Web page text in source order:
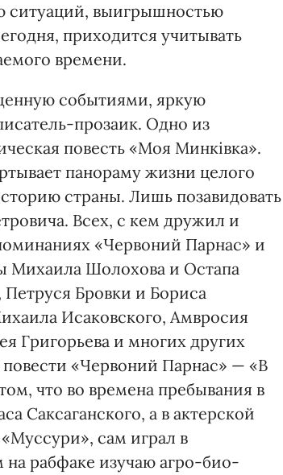
ситуаций, выигрышностью
приходится учитывать
времени.
событиями, яркую
прозаик. Одно из
повесть «Моя Минківка».
панораму жизни целого
страны. Лишь позавидовать
Всех, с кем дружил и
«Червоний Парнас» и
Михаила Шолохова и Остапа
Бровки и Бориса
Исаковского, Амвросия
Григорьева и многих других
«Червоний Парнас» — «В
что во времена пребывания в
Саксаганского, а в актерской
«Муссури», сам играл в
рабфаке изучаю агро-био-